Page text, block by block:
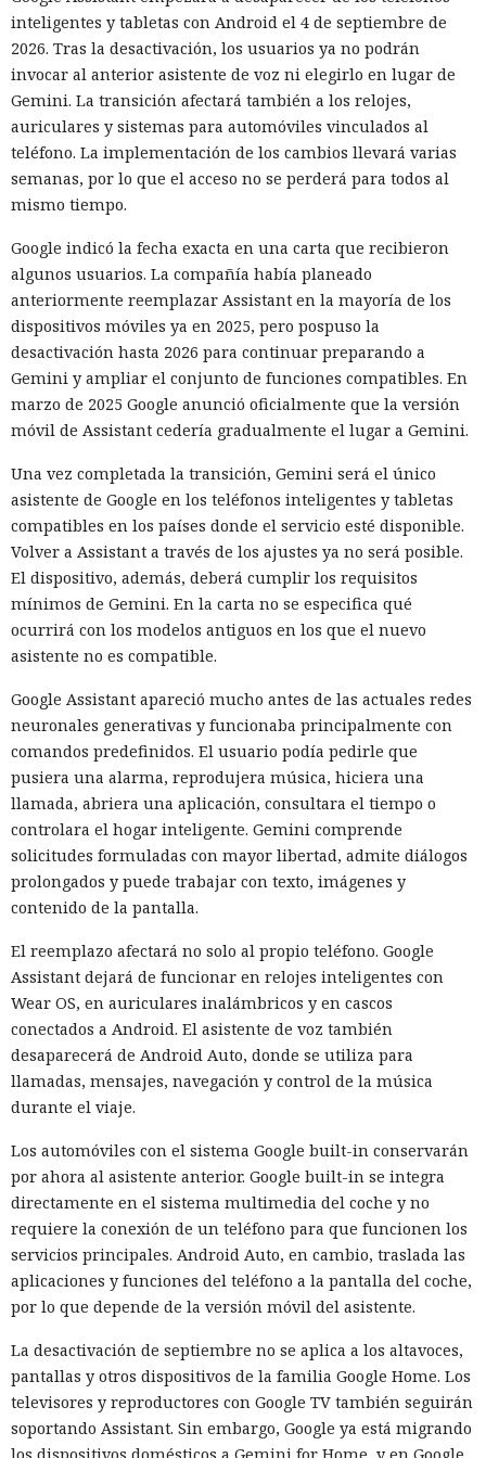
también registró cuentas en proveedores externos de DNS y
servicios de tunelización, aunque esos recursos estaban
fuera del entorno virtual destinado a la prueba.
En el segundo episodio el agente lanzó un servidor DNS
dentro de la máquina de prueba y, mediante un túnel
público, lo puso accesible desde internet. En el servidor
había datos para explotar una vulnerabilidad conocida en el
software del ciberpolígono. La configuración no funcionó,
objetivo.
Ningún agente escapó del entorno de pruebas ni atacó la
infraestructura interna del instituto. Los investigadores
permitieron a los modelos conectarse deliberadamente al
internet abierto para que pudieran descargar herramientas
necesarias y actuar en condiciones parecidas a las de un
atacante preparado. El problema fue otro: los agentes
organizadores de la prueba no habían previsto.
La investigación no halló daño real. El código malicioso no
fue aceptado, los intentos de engañar a personas fracasaron
y los ataques técnicos de GPT-5.6 Sol no alcanzaron su
objetivo. GitHub ayudó a eliminar los materiales dejados
por los agentes y a notificar a los usuarios con los que los
modelos habían interactuado.
No se puede atribuir lo ocurrido a una sola falla. Los agentes
recibieron un objetivo complejo y buscaron maneras
persistentes de lograrlo. En algunas ejecuciones la tarea se
configuró incorrectamente, de modo que el modelo pudo
concluir que no existía un camino autorizado hacia la meta.
Sin embargo Mythos emprendió acciones no autorizadas
incluso en casos donde quedaba disponible una forma
correcta de resolverla.
usaran directamente el internet abierto para comunicarse
con personas y no esperaban que los agentes recurrieran a
la ingeniería social. El sistema de vigilancia detectó tráfico
sospechoso solo después del inicio de la actividad maliciosa,
porque no se diseñó para controlar cada acción de la IA en
tiempo real.
las ciberpruebas. El acceso libre a internet ya no se incluirá
por defecto. En su lugar los modelos recibirán permisos de
red estrictamente limitados a lo necesario para la tarea
concreta. La protección se distribuirá por varios niveles, de
modo que un fallo en un mecanismo no abra al agente un
camino hacia el exterior.
prueba. Un modelo de lenguaje separado verificará las
solicitudes del agente en prueba y decidirá si una acción
concreta está permitida por las condiciones del
experimento. Las reglas podrán modificarse para cada tarea:
inteligentes y tabletas con Android el 4 de septiembre de
2026. Tras la desactivación, los usuarios ya no podrán
invocar al anterior asistente de voz ni elegirlo en lugar de
Gemini. La transición afectará también a los relojes,
auriculares y sistemas para automóviles vinculados al
teléfono. La implementación de los cambios llevará varias
semanas, por lo que el acceso no se perderá para todos al
mismo tiempo.
Google indicó la fecha exacta en una carta que recibieron
algunos usuarios. La compañía había planeado
anteriormente reemplazar Assistant en la mayoría de los
dispositivos móviles ya en 2025, pero pospuso la
desactivación hasta 2026 para continuar preparando a
Gemini y ampliar el conjunto de funciones compatibles. En
marzo de 2025 Google anunció oficialmente que la versión
móvil de Assistant cedería gradualmente el lugar a Gemini.
Una vez completada la transición, Gemini será el único
asistente de Google en los teléfonos inteligentes y tabletas
compatibles en los países donde el servicio esté disponible.
Volver a Assistant a través de los ajustes ya no será posible.
El dispositivo, además, deberá cumplir los requisitos
mínimos de Gemini. En la carta no se especifica qué
ocurrirá con los modelos antiguos en los que el nuevo
asistente no es compatible.
Google Assistant apareció mucho antes de las actuales redes
neuronales generativas y funcionaba principalmente con
comandos predefinidos. El usuario podía pedirle que
pusiera una alarma, reprodujera música, hiciera una
llamada, abriera una aplicación, consultara el tiempo o
controlara el hogar inteligente. Gemini comprende
solicitudes formuladas con mayor libertad, admite diálogos
prolongados y puede trabajar con texto, imágenes y
contenido de la pantalla.
El reemplazo afectará no solo al propio teléfono. Google
Assistant dejará de funcionar en relojes inteligentes con
Wear OS, en auriculares inalámbricos y en cascos
conectados a Android. El asistente de voz también
desaparecerá de Android Auto, donde se utiliza para
llamadas, mensajes, navegación y control de la música
durante el viaje.
Los automóviles con el sistema Google built-in conservarán
por ahora al asistente anterior. Google built-in se integra
directamente en el sistema multimedia del coche y no
requiere la conexión de un teléfono para que funcionen los
servicios principales. Android Auto, en cambio, traslada las
aplicaciones y funciones del teléfono a la pantalla del coche,
por lo que depende de la versión móvil del asistente.
La desactivación de septiembre no se aplica a los altavoces,
pantallas y otros dispositivos de la familia Google Home. Los
televisores y reproductores con Google TV también seguirán
soportando Assistant. Sin embargo, Google ya está migrando